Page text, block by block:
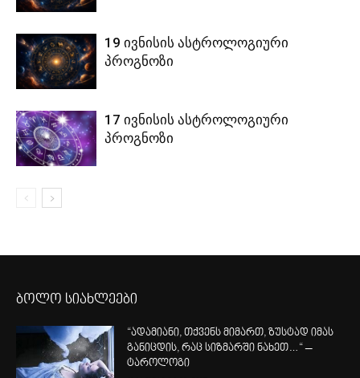
19 ივნისის ასტროლოგიური
პროგნოზი
17 ივნისის ასტროლოგიური
პროგნოზი
ბოლო სიახლეები
“ადამიანი, თქვენს მიმართ, ზუსტად იმას
განიცდის, რაც სიზმარში ნახეთ…“ –
ტაროლოგი